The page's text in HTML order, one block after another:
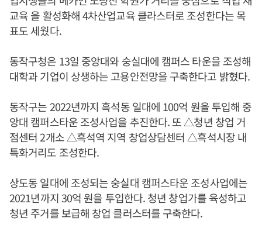
교육 을 활성화해 4차산업교육 클라스터로 조성한다는 목
표도 세웠다.
동작구청은 13일 중앙대와 숭실대에 캠퍼스 타운을 조성해
대학과 기업이 상생하는 고용안전망을 구축한다고 밝혔다.
동작구는 2022년까지 흑석동 일대에 100억 원을 투입해 중
앙대 캠퍼스타운 조성사업을 추진한다. 또 △청년 창업 거
점센터 2개소 △흑석역 지역 창업상담센터 △흑석시장 내
특화거리도 조성한다.
상도동 일대에 조성되는 숭실대 캠퍼스타운 조성사업에는
2021년까지 30억 원을 투입한다. 청년 창업가를 육성하고
청년 주거를 보급해 창업 클러스터를 구축한다.